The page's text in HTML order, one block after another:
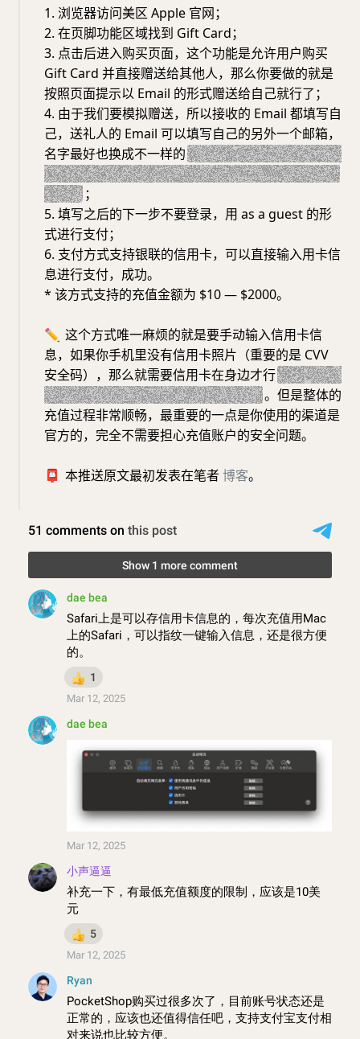
1. 浏览器访问美区 Apple 官网；
2. 在页脚功能区域找到 Gift Card；
3. 点击后进入购买页面，这个功能是允许用户购买
Gift Card 并直接赠送给其他人，那么你要做的就是
按照页面提示以 Email 的形式赠送给自己就行了；
4. 由于我们要模拟赠送，所以接收的 Email 都填写自
己，送礼人的 Email 可以填写自己的另外一个邮箱，
名字最好也换成不一样的（当然你也可以写和接收人
完全一样的信息，我这里只是尽可能模拟一个避嫌的
场景） ；
5. 填写之后的下一步不要登录，用 as a guest 的形
式进行支付；
6. 支付方式支持银联的信用卡，可以直接输入用卡信
息进行支付，成功。
* 该方式支持的充值金额为 $10 — $2000。
✏️ 这个方式唯一麻烦的就是要手动输入信用卡信
息，如果你手机里没有信用卡照片（重要的是 CVV
安全码），那么就需要信用卡在身边才行（如果你浏
览器保存了信用卡信息就权当我没说）。但是整体的
充值过程非常顺畅，最重要的一点是你使用的渠道是
官方的，完全不需要担心充值账户的安全问题。
📮 本推送原文最初发表在笔者博客。